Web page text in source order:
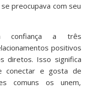
preocupava com seu
confiança a três
positivos
diretos. Isso significa
conectar e gosta de
comuns os unem,